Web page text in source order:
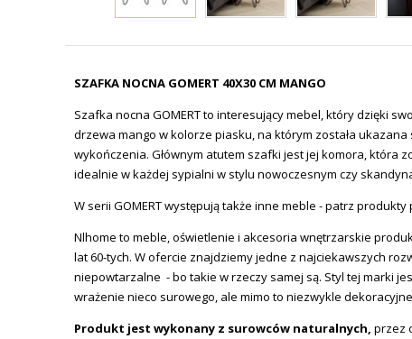
SZAFKA NOCNA GOMERT 40X30 CM MANGO
Szafka nocna GOMERT to interesujący mebel, który dzięki
drzewa mango w kolorze piasku, na którym została
wykończenia. Głównym atutem szafki jest jej komora, która
idealnie w każdej sypialni w stylu nowoczesnym czy
W serii GOMERT występują także inne meble - patrz produkty
Nlhome to meble, oświetlenie i akcesoria wnętrzarskie
lat 60-tych. W ofercie znajdziemy jedne z najciekawszych
niepowtarzalne -bo takie w rzeczy samej są. Styl tej marki
wrażenie nieco surowego, ale mimo to niezwykle
Produkt jest wykonany z surowców naturalnych, przez